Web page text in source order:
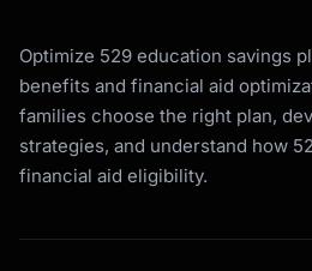
────────────────
State        Deduction
Required?
────────────────
             $10,000 married
Optimize 529 education savings
benefits and financial aid
families choose the right plan,
strategies, and understand how
financial aid eligibility.